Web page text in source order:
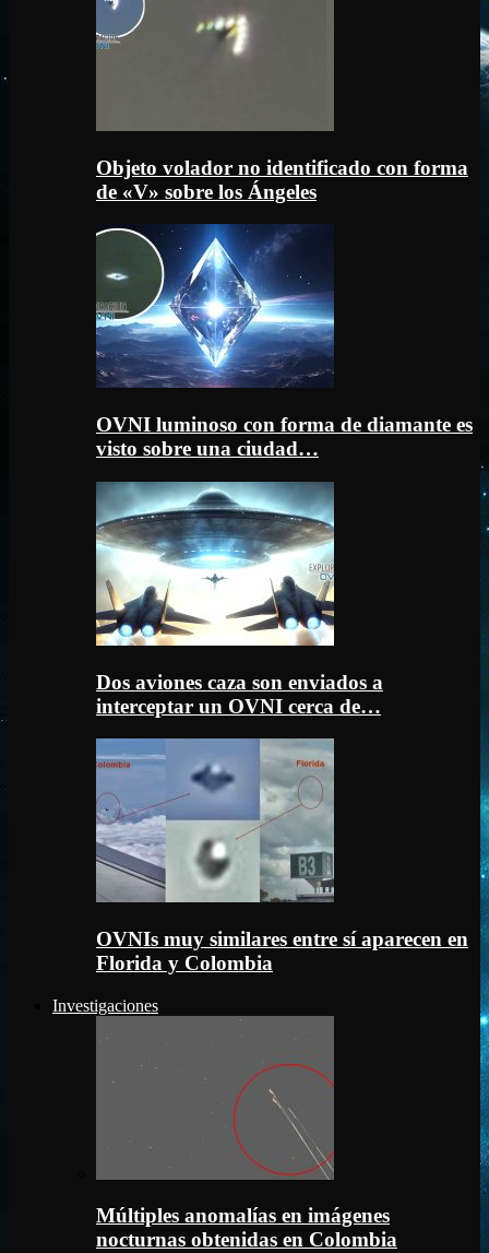
Objeto volador no identificado con forma
de «V» sobre los Ángeles
OVNI luminoso con forma de diamante es
visto sobre una ciudad…
Dos aviones caza son enviados a
interceptar un OVNI cerca de…
OVNIs muy similares entre sí aparecen en
Florida y Colombia
Investigaciones
Múltiples anomalías en imágenes
nocturnas obtenidas en Colombia